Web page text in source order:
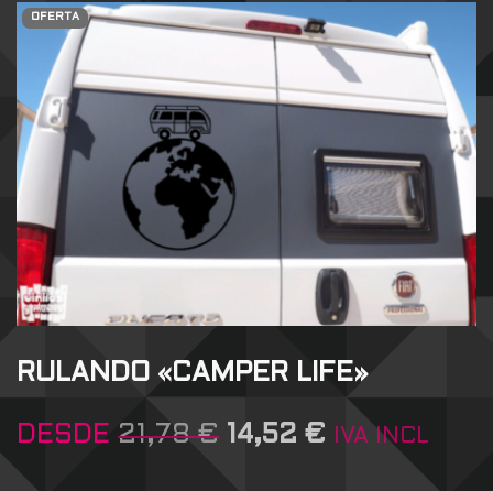
OFERTA
RULANDO «CAMPER LIFE»
DESDE 21,78€ 14,52 € IVA INCL